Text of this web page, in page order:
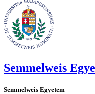
Semmelweis
Semmelweis Egyetem